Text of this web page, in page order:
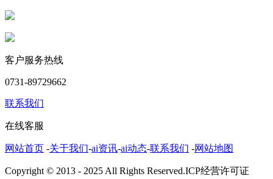
客户服务热线
0731-89729662
联系我们
在线客服
网站首页 -关于我们-ai资讯-ai动态-联系我们 -网站地图
Copyright © 2013 - 2025 All Rights Reserved.ICP经营许可证